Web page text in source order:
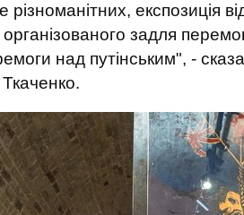
експозиція
задля
над путінським", -